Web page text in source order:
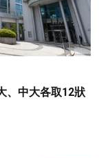
、中大各取12狀